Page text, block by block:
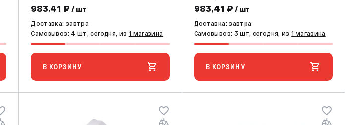
983,41 ₽ / шт
Доставка: завтра
Самовывоз: 4 шт, сегодня, из 1 магазина
В КОРЗИНУ
983,41 ₽ / шт
Доставка: завтра
Самовывоз: 3 шт, сегодня, из1 магазина
В КОРЗИНУ